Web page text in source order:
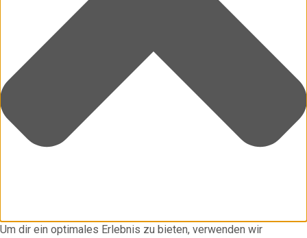
Um dir ein optimales Erlebnis zu bieten, verwenden wir